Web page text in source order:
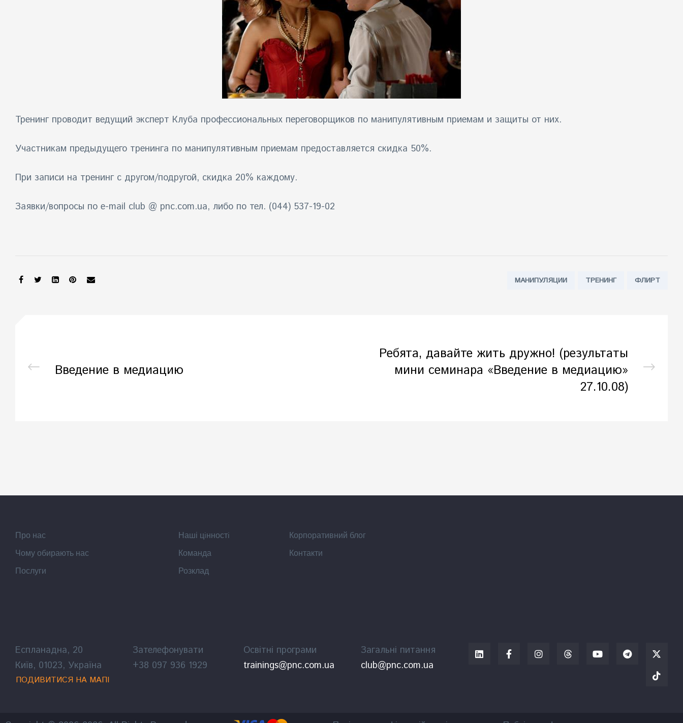
Тренинг проводит ведущий эксперт Клуба профессиональных переговорщиков по манипулятивным приемам и защиты от них.
Участникам предыдущего тренинга по манипулятивным приемам предоставляется скидка 50%.
При записи на тренинг с другом/подругой, скидка 20% каждому.
Заявки/вопросы по e-mail club @ pnc.com.ua, либо по тел. (044) 537-19-02
SHARE: Tags:
МАНИПУЛЯЦИИ ТРЕНИНГ ФЛИРТ
Введение в медиацию
Ребята, давайте жить дружно! (результаты
мини семинара «Введение в медиацию»
27.10.08)
Про нас
Чому обирають нас
Послуги
Наші цiнностi
Команда
Розклад
Корпоративний блог
Контакти
Еспланадна, 20
Київ, 01023, Україна
ПОДИВИТИСЯ НА МАПІ
Зателефонувати
+38 097 936 1929
Освітні програми
trainings@pnc.com.ua
Загальні питання
club@pnc.com.ua